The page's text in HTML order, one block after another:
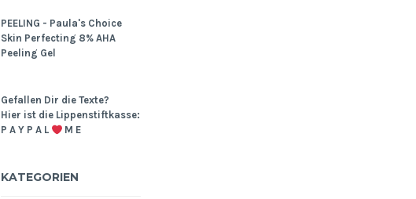
PEELING - Paula's Choice
Skin Perfecting 8% AHA
Peeling Gel
Gefallen Dir die Texte?
Hier ist die Lippenstiftkasse:
P A Y P A L
M E
KATEGORIEN